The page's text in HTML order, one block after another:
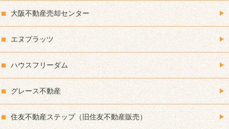
大阪不動産売却センター
エヌプラッツ
ハウスフリーダム
グレース不動産
住友不動産ステップ（旧住友不動産販売）